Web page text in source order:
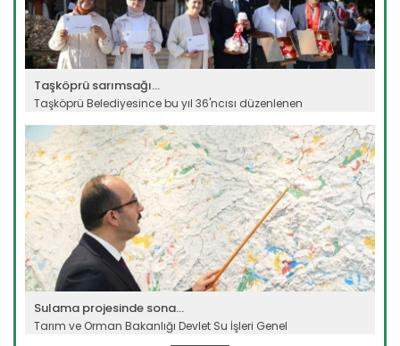
Taşköprü sarımsağı...
Taşköprü Belediyesince bu yıl 36'ncısı düzenlenen
Devamını Oku ->
Sulama projesinde sona...
Tarım ve Orman Bakanlığı Devlet Su İşleri Genel